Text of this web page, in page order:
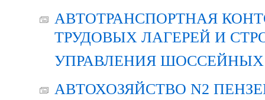
АВТОТРАНСПОРТНАЯ
ТРУДОВЫХ ЛАГЕРЕЙ И
УПРАВЛЕНИЯ
АВТОХОЗЯЙСТВО N2